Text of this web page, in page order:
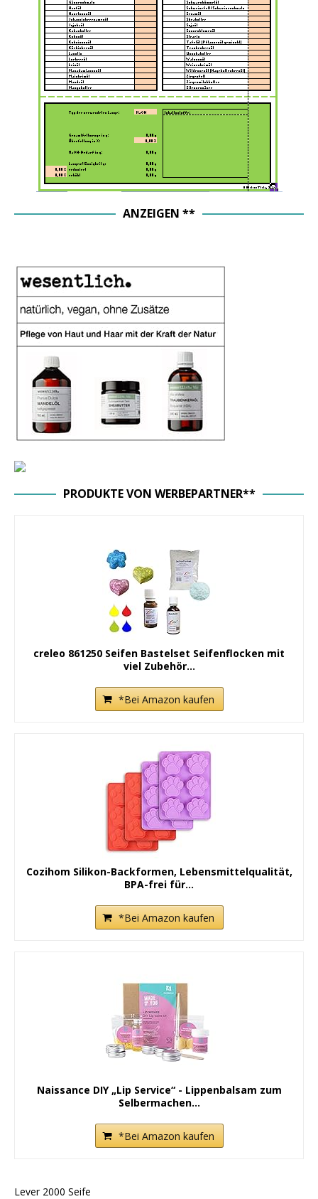
ANZEIGEN **
PRODUKTE VON WERBEPARTNER**
creleo 861250 Seifen Bastelset Seifenflocken mit
viel Zubehör...
*Bei Amazon kaufen
Cozihom Silikon-Backformen, Lebensmittelqualität,
BPA-frei für...
*Bei Amazon kaufen
Naissance DIY „Lip Service“ - Lippenbalsam zum
Selbermachen...
*Bei Amazon kaufen
Lever 2000 Seife